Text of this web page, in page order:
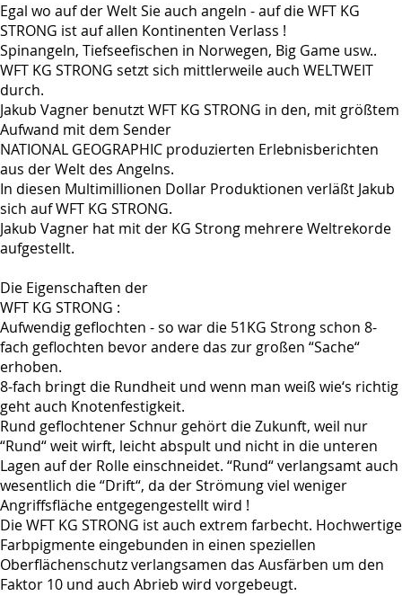
Egal wo auf der Welt Sie auch angeln - auf die WFT KG
STRONG ist auf allen Kontinenten Verlass !
Spinangeln, Tiefseefischen in Norwegen, Big Game usw..
WFT KG STRONG setzt sich mittlerweile auch WELTWEIT
durch.
Jakub Vagner benutzt WFT KG STRONG in den, mit größtem
Aufwand mit dem Sender
NATIONAL GEOGRAPHIC produzierten Erlebnisberichten
aus der Welt des Angelns.
In diesen Multimillionen Dollar Produktionen verläßt Jakub
sich auf WFT KG STRONG.
Jakub Vagner hat mit der KG Strong mehrere Weltrekorde
aufgestellt.
Die Eigenschaften der
WFT KG STRONG :
Aufwendig geflochten - so war die 51KG Strong schon 8-
fach geflochten bevor andere das zur großen “Sache“
erhoben.
8-fach bringt die Rundheit und wenn man weiß wie‘s richtig
geht auch Knotenfestigkeit.
Rund geflochtener Schnur gehört die Zukunft, weil nur
“Rund“ weit wirft, leicht abspult und nicht in die unteren
Lagen auf der Rolle einschneidet. “Rund“ verlangsamt auch
wesentlich die “Drift“, da der Strömung viel weniger
Angriffsfläche entgegengestellt wird !
Die WFT KG STRONG ist auch extrem farbecht. Hochwertige
Farbpigmente eingebunden in einen speziellen
Oberflächenschutz verlangsamen das Ausfärben um den
Faktor 10 und auch Abrieb wird vorgebeugt.